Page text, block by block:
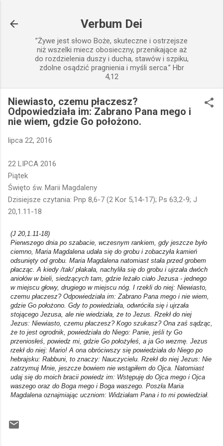
Verbum Dei
”Żywe jest słowo Boże, skuteczne i ostrzejsze
niż wszelki miecz obosieczny, przenikające aż
do rozdzielenia duszy i ducha, stawów i szpiku,
zdolne osądzić pragnienia i myśli serca.” Hbr
4,12
Niewiasto, czemu płaczesz?
Odpowiedziała im: Zabrano Pana mego i
nie wiem, gdzie Go położono.
lipca 22, 2016
22 LIPCA 2016
Piątek
Święto św. Marii Magdaleny
Dzisiejsze czytania: Pnp 8,6-7 (2 Kor 5,14-17); Ps 63,2-9; J
20,1.11-18
(J 20,1.11-18)
Pierwszego dnia po szabacie, wczesnym rankiem, gdy jeszcze było
ciemno, Maria Magdalena udała się do grobu i zobaczyła kamień
odsunięty od grobu. Maria Magdalena natomiast stała przed grobem
płacząc. A kiedy /tak/ płakała, nachyliła się do grobu i ujrzała dwóch
aniołów w bieli, siedzących tam, gdzie leżało ciało Jezusa - jednego
w miejscu głowy, drugiego w miejscu nóg. I rzekli do niej: Niewiasto,
czemu płaczesz? Odpowiedziała im: Zabrano Pana mego i nie wiem,
gdzie Go położono. Gdy to powiedziała, odwróciła się i ujrzała
stojącego Jezusa, ale nie wiedziała, że to Jezus. Rzekł do niej
Jezus: Niewiasto, czemu płaczesz? Kogo szukasz? Ona zaś sądząc,
że to jest ogrodnik, powiedziała do Niego: Panie, jeśli ty Go
przeniosłeś, powiedz mi, gdzie Go położyłeś, a ja Go wezmę. Jezus
rzekł do niej: Mario! A ona obróciwszy się powiedziała do Niego po
hebrajsku: Rabbuni, to znaczy: Nauczycielu. Rzekł do niej Jezus: Nie
zatrzymuj Mnie, jeszcze bowiem nie wstąpiłem do Ojca. Natomiast
udaj się do moich bracii powiedz im: Wstępuję do Ojca mego i Ojca
waszego oraz do Boga mego i Boga waszego. Poszła Maria
Magdalena oznajmiając uczniom: Widziałam Pana i to mi powiedział.